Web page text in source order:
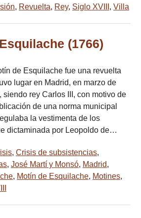
, Revuelta, Rey, Siglo XVIII , Villa
(1766)
de Esquilache fue una revuelta
lugar en Madrid, en marzo de
siendo rey Carlos III, con motivo de
de una norma municipal
la vestimenta de los
dictaminada por Leopoldo de…
, Crisis de subsistencias,
, José Martí y Monsó, Madrid,
, Motín de Esquilache, Motines,